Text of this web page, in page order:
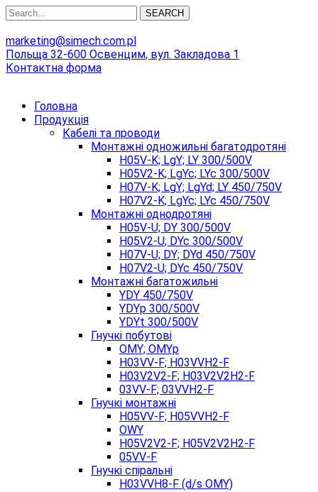
SEARCH
marketing@simech.com.pl
Польща 32-600 Освенцим, вул. Закладова 1
Контактна форма
Головна
Продукція
Кабелі та проводи
Монтажні одножильні багатодротяні
H05V-K; LgY; LY 300/500V
H05V2-K; LgYc; LYc 300/500V
H07V-K; LgY; LgYd; LY 450/750V
H07V2-K; LgYc; LYc 450/750V
Монтажні однодротяні
H05V-U; DY 300/500V
H05V2-U; DYc 300/500V
H07V-U; DY; DYd 450/750V
H07V2-U; DYc 450/750V
Монтажні багатожильні
YDY 450/750V
YDYp 300/500V
YDYt 300/500V
Гнучкі побутові
OMY; OMYp
H03VV-F; H03VVH2-F
H03V2V2-F; H03V2V2H2-F
03VV-F; 03VVH2-F
Гнучкі монтажні
H05VV-F; H05VVH2-F
OWY
H05V2V2-F; H05V2V2H2-F
05VV-F
Гнучкі спіральні
H03VVH8-F (d/s OMY)